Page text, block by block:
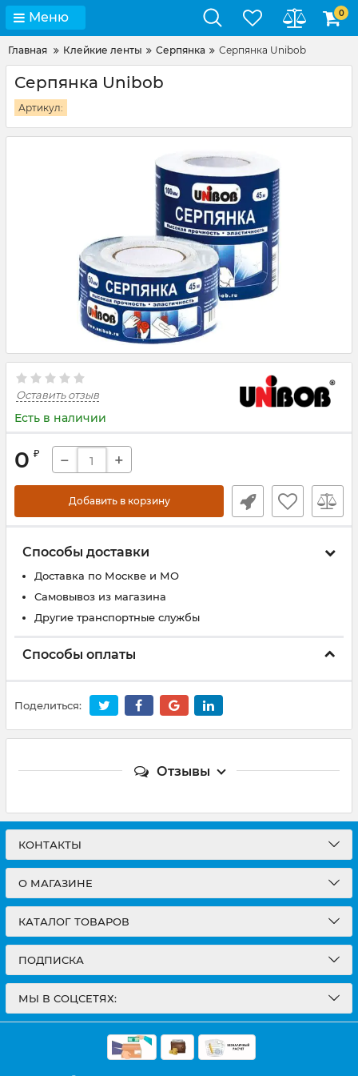
Меню 0
Главная Клейкие ленты Серпянка Серпянка Unibob
Серпянка Unibob
Артикул:
Оставить отзыв
Есть в наличии
0 ₽ − +
Добавить в корзину
Способы доставки
Доставка по Москве и МО
Самовывоз из магазина
Другие транспортные службы
Способы оплаты
Поделиться:
Отзывы
КОНТАКТЫ
О МАГАЗИНЕ
КАТАЛОГ ТОВАРОВ
ПОДПИСКА
МЫ В СОЦСЕТЯХ: